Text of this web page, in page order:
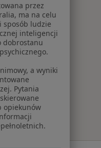
Wieliczce
Wieliczce
przez
ma na celu
sposób ludzie
inteligencji
dobrostanu
a wyniki
Pytania
opiekunów